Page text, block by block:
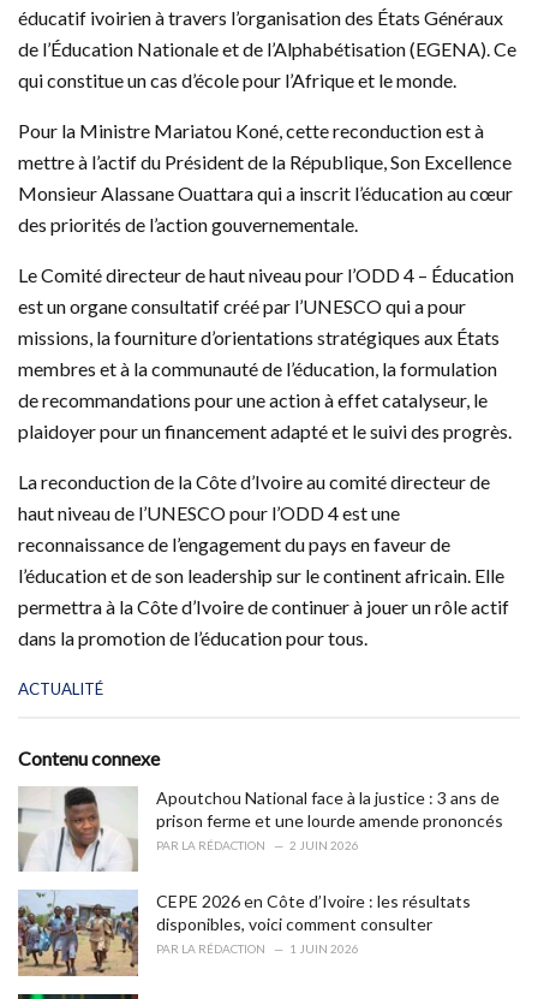
éducatif ivoirien à travers l’organisation des États Généraux
de l’Éducation Nationale et de l’Alphabétisation (EGENA). Ce
qui constitue un cas d’école pour l’Afrique et le monde.
Pour la Ministre Mariatou Koné, cette reconduction est à
mettre à l’actif du Président de la République, Son Excellence
Monsieur Alassane Ouattara qui a inscrit l’éducation au cœur
des priorités de l’action gouvernementale.
Le Comité directeur de haut niveau pour l’ODD 4 – Éducation
est un organe consultatif créé par l’UNESCO qui a pour
missions, la fourniture d’orientations stratégiques aux États
membres et à la communauté de l’éducation, la formulation
de recommandations pour une action à effet catalyseur, le
plaidoyer pour un financement adapté et le suivi des progrès.
La reconduction de la Côte d’Ivoire au comité directeur de
haut niveau de l’UNESCO pour l’ODD 4 est une
reconnaissance de l’engagement du pays en faveur de
l’éducation et de son leadership sur le continent africain. Elle
permettra à la Côte d’Ivoire de continuer à jouer un rôle actif
dans la promotion de l’éducation pour tous.
C
e
r
e
:
ACTUALITÉ
Contenu connexe
Apoutchou National face à la justice : 3 ans de
prison ferme et une lourde amende prononcés
PAR LA RÉDACTION 2 JUIN 2026
CEPE 2026 en Côte d’Ivoire : les résultats
disponibles, voici comment consulter
PAR LA RÉDACTION 1 JUIN 2026